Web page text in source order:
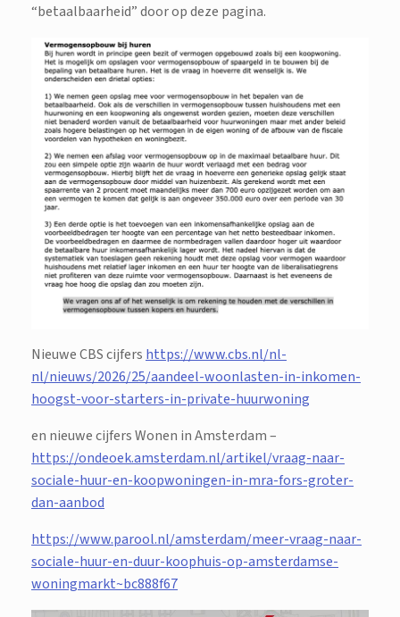
“betaalbaarheid” door op deze pagina.
Nieuwe CBS cijfers https://www.cbs.nl/nl-
nl/nieuws/2026/25/aandeel-woonlasten-in-inkomen-
hoogst-voor-starters-in-private-huurwoning
en nieuwe cijfers Wonen in Amsterdam –
https://ondeoek.amsterdam.nl/artikel/vraag-naar-
sociale-huur-en-koopwoningen-in-mra-fors-groter-
dan-aanbod
https://www.parool.nl/amsterdam/meer-vraag-naar-
sociale-huur-en-duur-koophuis-op-amsterdamse-
woningmarkt~bc888f67